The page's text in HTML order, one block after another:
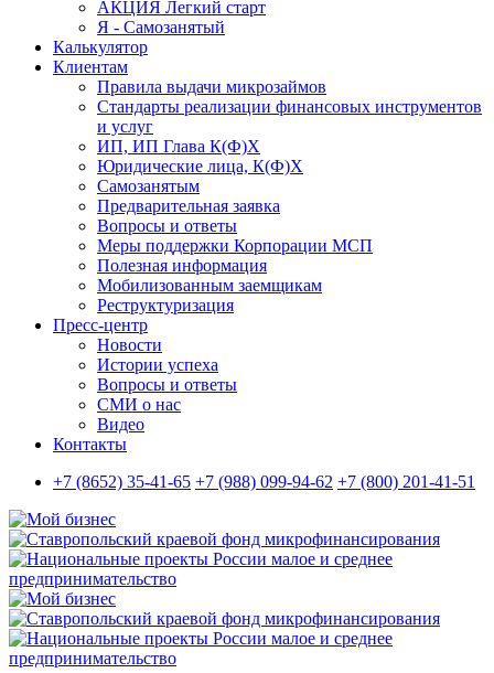
АКЦИЯ Легкий старт
Я - Самозанятый
Калькулятор
Клиентам
Правила выдачи микрозаймов
Стандарты реализации финансовых инструментов
и услуг
ИП, ИП Глава К(Ф)Х
Юридические лица, К(Ф)Х
Самозанятым
Предварительная заявка
Вопросы и ответы
Меры поддержки Корпорации МСП
Полезная информация
Мобилизованным заемщикам
Реструктуризация
Пресс-центр
Новости
Истории успеха
Вопросы и ответы
СМИ о нас
Видео
Контакты
+7 (8652) 35-41-65 +7 (988) 099-94-62 +7 (800) 201-41-51